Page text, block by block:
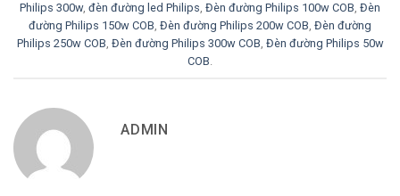
Philips 300w, đèn đường led Philips, Đèn đường Philips 100w COB, Đèn
đường Philips 150w COB, Đèn đường Philips 200w COB, Đèn đường
Philips 250w COB, Đèn đường Philips 300w COB, Đèn đường Philips 50w
COB.
ADMIN